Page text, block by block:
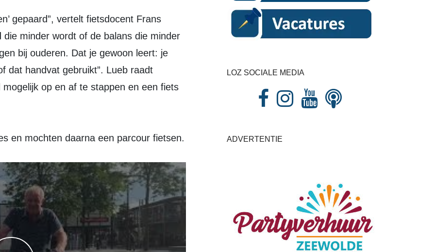
gepaard”, vertelt fietsdocent Frans
minder wordt of de balans die minder
bij ouderen. Dat je gewoon leert: je
dat handvat gebruikt”. Lueb raadt
op en af te stappen en een fiets
en mochten daarna een parcour fietsen.
LOZ SOCIALE MEDIA
ADVERTENTIE